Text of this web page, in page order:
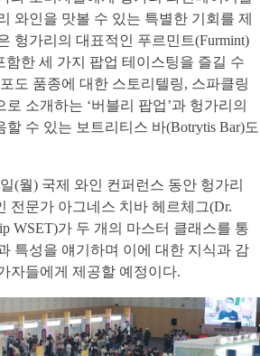
와인을 맛볼 수 있는 특별한 기회를 제
헝가리의 대표적인 푸르민트(Furmint)
함한 세 가지 팝업 테이스팅을 즐길 수
도 품종에 대한 스토리텔링, 스파클링
소개하는 ‘버블리 팝업’과 헝가리의
수 있는 보트리티스 바(Botrytis Bar)도
(월) 국제 와인 컨퍼런스 동안 헝가리
전문가 아그네스 치바 헤르체그(Dr.
WSET)가 두 개의 마스터 클래스를 통
특성을 얘기하며 이에 대한 지식과 감
자들에게 제공할 예정이다.